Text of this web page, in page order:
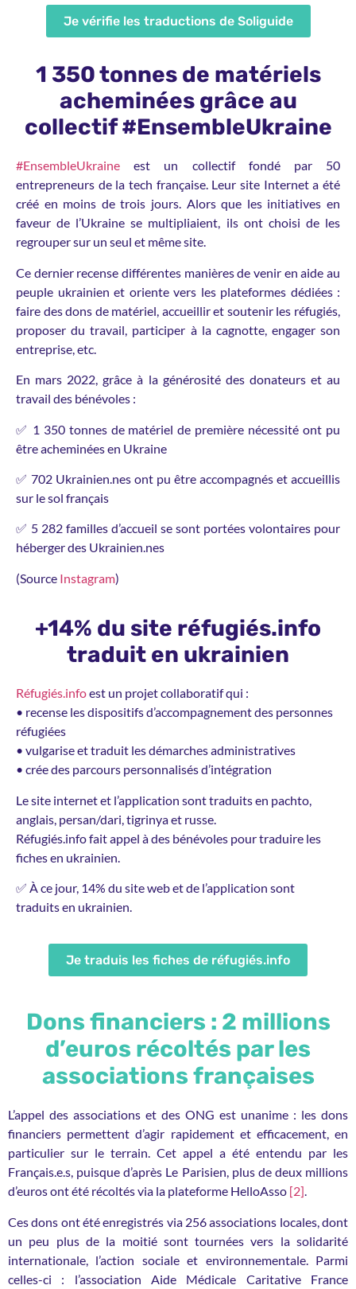
Je vérifie les traductions de Soliguide
1 350 tonnes de matériels
acheminées grâce au
collectif #EnsembleUkraine
#EnsembleUkraine est un collectif fondé par 50
entrepreneurs de la tech française. Leur site Internet a été
créé en moins de trois jours. Alors que les initiatives en
faveur de l’Ukraine se multipliaient, ils ont choisi de les
regrouper sur un seul et même site.
Ce dernier recense différentes manières de venir en aide au
peuple ukrainien et oriente vers les plateformes dédiées :
faire des dons de matériel, accueillir et soutenir les réfugiés,
proposer du travail, participer à la cagnotte, engager son
entreprise, etc.
En mars 2022, grâce à la générosité des donateurs et au
travail des bénévoles :
✅ 1 350 tonnes de matériel de première nécessité ont pu
être acheminées en Ukraine
✅ 702 Ukrainien.nes ont pu être accompagnés et accueillis
sur le sol français
✅ 5 282 familles d’accueil se sont portées volontaires pour
héberger des Ukrainien.nes
(Source Instagram)
+14% du site réfugiés.info
traduit en ukrainien
Réfugiés.infoest un projet collaboratif qui :
• recense les dispositifs d’accompagnement des personnes
réfugiées
• vulgarise et traduit les démarches administratives
• crée des parcours personnalisés d’intégration
Le site internet et l’application sont traduits en pachto,
anglais, persan/dari, tigrinya et russe.
Réfugiés.info fait appel à des bénévoles pour traduire les
fiches en ukrainien.
✅ À ce jour, 14% du site web et de l’application sont
traduits en ukrainien.
Je traduis les fiches de réfugiés.info
Dons financiers : 2 millions
d’euros récoltés par les
associations françaises
L’appel des associations et des ONG est unanime : les dons
financiers permettent d’agir rapidement et efficacement, en
particulier sur le terrain. Cet appel a été entendu par les
Français.e.s, puisque d’après Le Parisien, plus de deux millions
d’euros ont été récoltés via la plateforme HelloAsso [2].
Ces dons ont été enregistrés via 256 associations locales, dont
un peu plus de la moitié sont tournées vers la solidarité
internationale, l’action sociale et environnementale. Parmi
celles-ci : l’association Aide Médicale Caritative France